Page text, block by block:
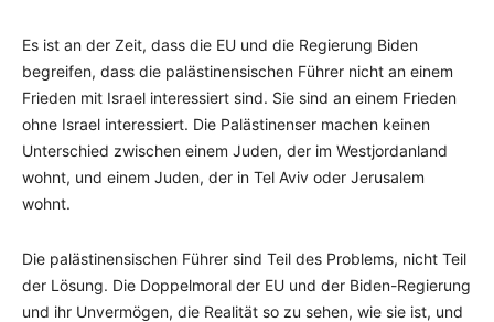
Es ist an der Zeit, dass die EU und die Regierung Biden
begreifen, dass die palästinensischen Führer nicht an einem
Frieden mit Israel interessiert sind. Sie sind an einem Frieden
ohne Israel interessiert. Die Palästinenser machen keinen
Unterschied zwischen einem Juden, der im Westjordanland
wohnt, und einem Juden, der in Tel Aviv oder Jerusalem
wohnt.
Die palästinensischen Führer sind Teil des Problems, nicht Teil
der Lösung. Die Doppelmoral der EU und der Biden-Regierung
und ihr Unvermögen, die Realität so zu sehen, wie sie ist, und